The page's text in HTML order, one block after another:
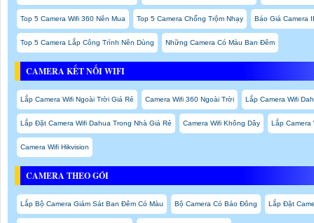
Top 5 Camera Wifi 360 Nên Mua Top 5 Camera Chống Trộm Nhạy Báo Giá Camera
Top 5 Camera Lắp Công Trình Nên Dùng Những Camera Có Màu Ban Đêm
CAMERA KẾT NỐI WIFI
Lắp Camera Wifi Ngoài Trời Giá Rẻ Camera Wifi 360 Ngoài Trời Lắp Camera Wifi
Lắp Đặt Camera Wifi Dahua Trong Nhà Giá Rẻ Camera Wifi Không Dây Lắp Camera
Camera Wifi Hikvision
CAMERA THEO GÓI
Lắp Bộ Camera Giám Sát Ban Đêm Có Màu Bộ Camera Có Báo Đông Lắp Đặt